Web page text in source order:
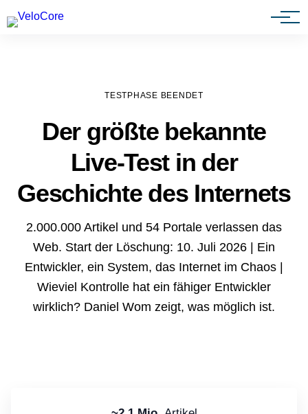
Agenturen & Webdesigner
TESTPHASE BEENDET
Der größte bekannte
Live-Test in der
Geschichte des Internets
2.000.000 Artikel und 54 Portale verlassen das
Web. Start der Löschung: 10. Juli 2026 | Ein
Entwickler, ein System, das Internet im Chaos |
Wieviel Kontrolle hat ein fähiger Entwickler
wirklich? Daniel Wom zeigt, was möglich ist.